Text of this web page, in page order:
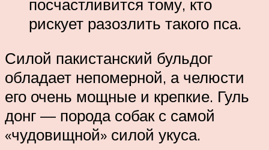
посчастливится тому, кто
рискует разозлить такого пса.
Силой пакистанский бульдог
обладает непомерной, а челюсти
его очень мощные и крепкие. Гуль
донг — порода собак с самой
«чудовищной» силой укуса.